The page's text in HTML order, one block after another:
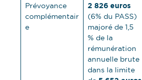
Prévoyance
complémentair
e
2 826 euros
(6% du PASS)
majoré de 1,5
% de la
rémunération
annuelle brute
dans la limite